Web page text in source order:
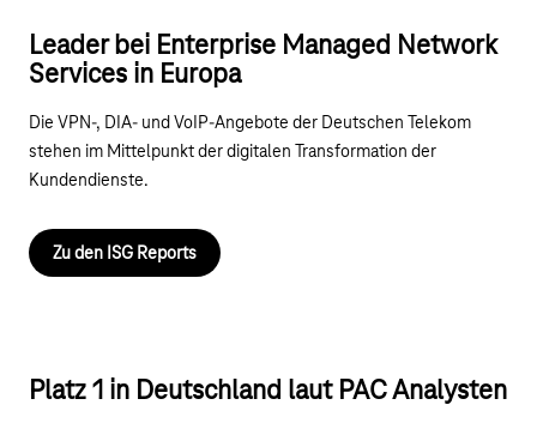
Leader bei Enterprise Managed Network
Services in Europa
Die VPN-, DIA- und VoIP-Angebote der Deutschen Telekom
stehen im Mittelpunkt der digitalen Transformation der
Kundendienste.
Zu den ISG Reports
Platz 1 in Deutschland laut PAC Analysten